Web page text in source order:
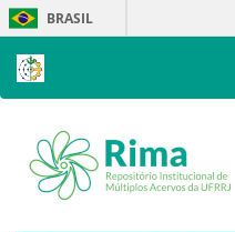
Skip
navigation
BRASIL